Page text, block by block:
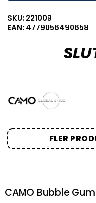
SKU: 221009
EAN: 4779056490658
FLER
CAMO Bubble Gum